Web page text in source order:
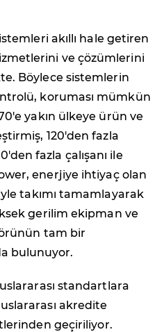
akıllı hale getiren
ve çözümlerini
Böylece sistemlerin
koruması mümkün
yakın ülkeye ürün ve
120'den fazla
fazla çalışanı ile
enerjiye ihtiyaç olan
takımı tamamlayarak
gerilim ekipman ve
tam bir
bulunuyor.
standartlara
akredite
geçiriliyor.